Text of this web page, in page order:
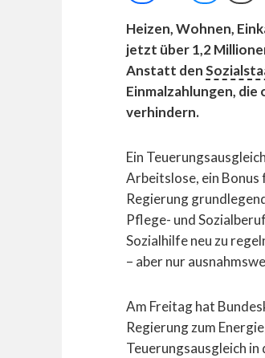
Heizen, Wohnen,
jetzt über 1,2
Anstatt den
Einmalzahlungen,
verhindern.
Ein
Arbeitslose, ein
Regierung
Pflege- und
Sozialhilfe neu zu
– aber nur
Am Freitag hat
Regierung zum
Teuerungsausgleich